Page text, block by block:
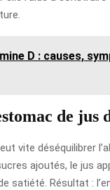
D : causes,
de jus
vite déséquilibrer
ajoutés, le jus
satiété. Résultat :